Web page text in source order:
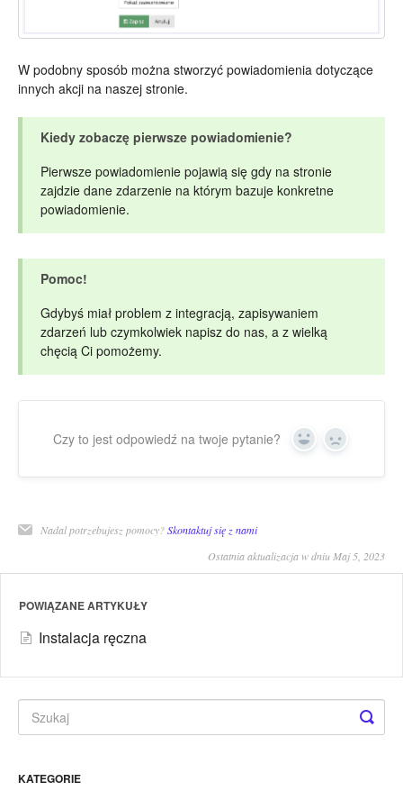
W podobny sposób można stworzyć powiadomienia dotyczące
innych akcji na naszej stronie.
Kiedy zobaczę pierwsze powiadomienie?
Pierwsze powiadomienie pojawią się gdy na stronie
zajdzie dane zdarzenie na którym bazuje konkretne
powiadomienie.
Pomoc!
Gdybyś miał problem z integracją, zapisywaniem
zdarzeń lub czymkolwiek napisz do nas, a z wielką
chęcią Ci pomożemy.
Czy to jest odpowiedź na twoje pytanie? Yes No
Nadal potrzebujesz pomocy?Skontaktuj się z nami
Ostatnia aktualizacja w dniu Maj 5, 2023
POWIĄZANE ARTYKUŁY
Instalacja ręczna
KATEGORIE